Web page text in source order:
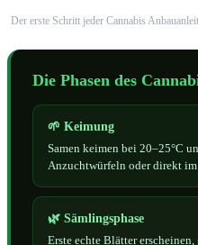
Der erste Schritt jeder Cannabis
Die Phasen des
🌱 Keimung
Samen keimen bei 20–25°C
Anzuchtwürfeln oder direkt im
🌿 Sämlingsphase
Erste echte Blätter